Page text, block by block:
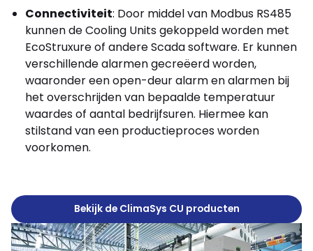
Connectiviteit: Door middel van Modbus RS485
kunnen de Cooling Units gekoppeld worden met
EcoStruxure of andere Scada software. Er kunnen
verschillende alarmen gecreëerd worden,
waaronder een open-deur alarm en alarmen bij
het overschrijden van bepaalde temperatuur
waardes of aantal bedrijfsuren. Hiermee kan
stilstand van een productieproces worden
voorkomen.
Bekijk de ClimaSys CU producten